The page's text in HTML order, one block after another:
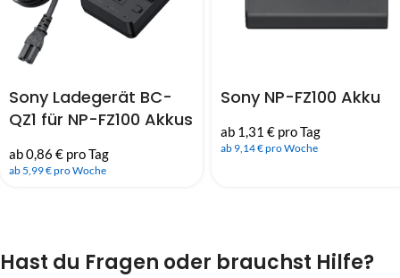
Sony Ladegerät BC-
QZ1 für NP-FZ100 Akkus
ab 0,86 € pro Tag
ab 5,99 € pro Woche
Sony NP-FZ100 Akku
ab 1,31 € pro Tag
ab 9,14 € pro Woche
Hast du Fragen oder brauchst Hilfe?